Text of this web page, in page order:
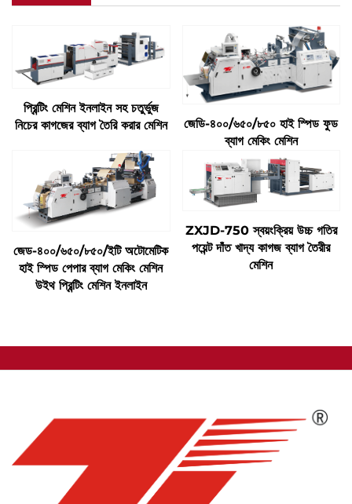
প্রিন্টিং মেশিন ইনলাইন সহ চতুর্ভুজ
নিচের কাগজের ব্যাগ তৈরি করার মেশিন
জেডি-৪০০/৬৫০/৮৫০ হাই স্পিড ফুড
ব্যাগ মেকিং মেশিন
জেড-৪০০/৬৫০/৮৫০/ইটি অটোমেটিক
হাই স্পিড পেপার ব্যাগ মেকিং মেশিন
উইথ প্রিন্টিং মেশিন ইনলাইন
ZXJD-750 স্বয়ংক্রিয় উচ্চ গতির
পয়েন্ট দাঁত খাদ্য কাগজ ব্যাগ তৈরীর
মেশিন